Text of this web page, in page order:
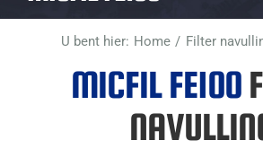
U bent hier: Home Filter
MICFIL FE100